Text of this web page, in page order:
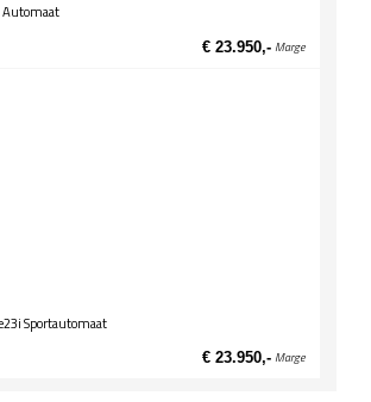
Automaat
€ 23.950,- Marge
Sportautomaat
€ 23.950,- Marge